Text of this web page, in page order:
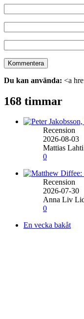
Du kan använda: <a
168 timmar
Recension
2026-08-03
Mattias
0
Recension
2026-07-30
Anna Liv
0
En vecka bakåt